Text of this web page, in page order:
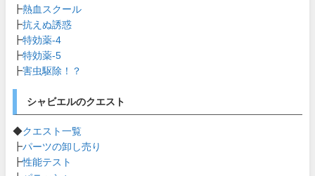
┣熱血スクール
┣抗えぬ誘惑
┣特効薬-4
┣特効薬-5
┣害虫駆除！？
シャビエルのクエスト
◆クエスト一覧
┣パーツの卸し売り
┣性能テスト